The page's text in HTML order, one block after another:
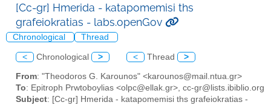
[Cc-gr] Hmerida - katapomemisi ths
grafeiokratias - labs.openGov
Chronological Thread
< Chronological > < Thread >
From: "Theodoros G. Karounos" <karounos@mail.ntua.gr>
To: Epitroph Prwtoboylias <olpc@ellak.gr>, cc-gr@lists.ibiblio.org
Subject: [Cc-gr] Hmerida - katapomemisi ths grafeiokratias -